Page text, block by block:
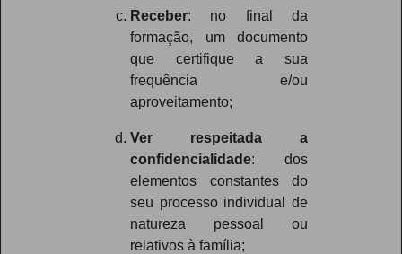
Receber: no final da
formação, um documento
que certifique a sua
frequência e/ou
aproveitamento;
Ver respeitada a
confidencialidade: dos
elementos constantes do
seu processo individual de
natureza pessoal ou
relativos à família;